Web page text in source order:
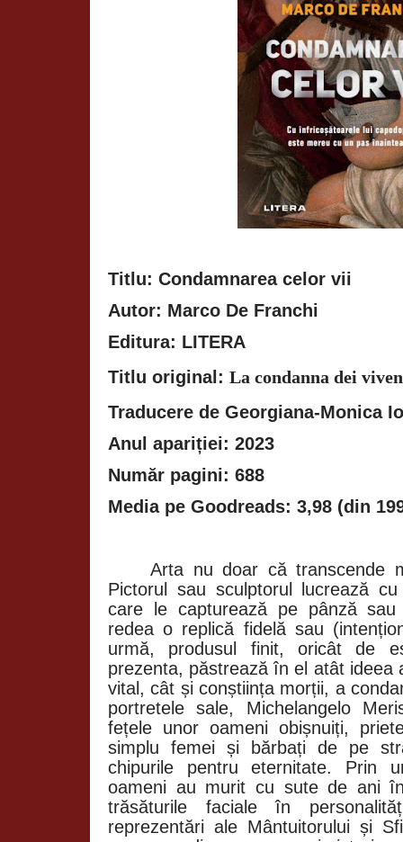
Titlu: Condamnarea celor vii
Autor: Marco De Franchi
Editura: LITERA
Titlu original: La condanna dei
Traducere de Georgiana-Monica
Anul apariției: 2023
Număr pagini: 688
Media pe Goodreads: 3,98 (din
Arta nu doar că transcende
Pictorul sau sculptorul lucrează
care le capturează pe pânză
redea o replică fidelă sau
urmă, produsul finit, oricât de
prezenta, păstrează în el atât ideea
vital, cât și conștiința morții, a
portretele sale, Michelangelo
fețele unor oameni obișnuiți,
simplu femei și bărbați de pe
chipurile pentru eternitate. Prin
oameni au murit cu sute de ani
trăsăturile faciale în
reprezentări ale Mântuitorului și